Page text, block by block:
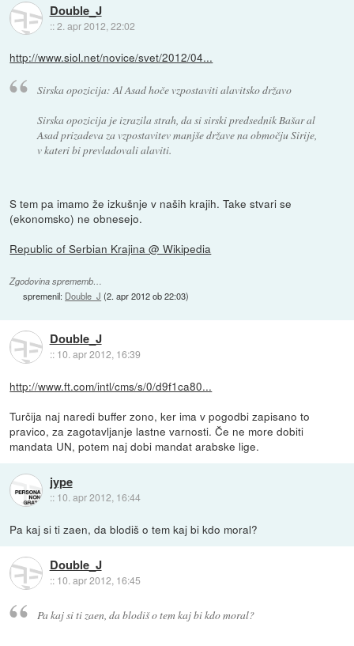
Double_J
::2. apr 2012, 22:02
http://www.siol.net/novice/svet/2012/04...
Sirska opozicija: Al Asad hoče vzpostaviti alavitsko državo
Sirska opozicija je izrazila strah, da si sirski predsednik Bašar al
Asad prizadeva za vzpostavitev manjše države na območju Sirije,
v kateri bi prevladovali alaviti.
S tem pa imamo že izkušnje v naših krajih. Take stvari se
(ekonomsko) ne obnesejo.
Republic of Serbian Krajina @ Wikipedia
Zgodovina sprememb…
spremenil: Double_J (2. apr 2012 ob 22:03)
Double_J
:: 10. apr 2012, 16:39
http://www.ft.com/intl/cms/s/0/d9f1ca80...
Turčija naj naredi buffer zono, ker ima v pogodbi zapisano to
pravico, za zagotavljanje lastne varnosti. Če ne more dobiti
mandata UN, potem naj dobi mandat arabske lige.
jype
:: 10. apr 2012, 16:44
Pa kaj si ti zaen, da blodiš o tem kaj bi kdo moral?
Double_J
:: 10. apr 2012, 16:45
Pa kaj si ti zaen, da blodiš o tem kaj bi kdo moral?